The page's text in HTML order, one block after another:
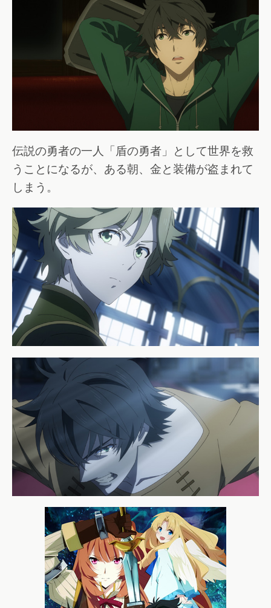
伝説の勇者の一人「盾の勇者」として世界を救
うことになるが、ある朝、金と装備が盗まれて
しまう。